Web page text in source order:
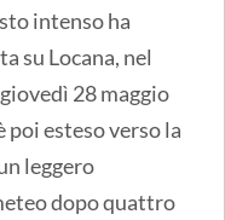
intenso ha
su Locana, nel
28 maggio
poi esteso verso la
leggero
dopo quattro